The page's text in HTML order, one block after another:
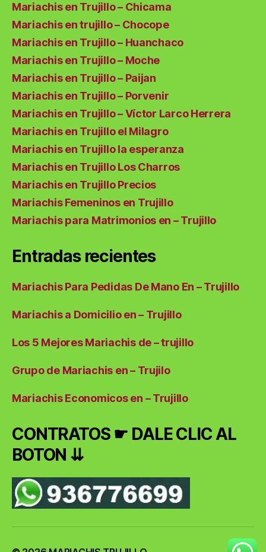
Mariachis en Trujillo – Chicama
Mariachis en trujillo – Chocope
Mariachis en Trujillo – Huanchaco
Mariachis en Trujillo – Moche
Mariachis en Trujillo – Paijan
Mariachis en Trujillo – Porvenir
Mariachis en Trujillo – Víctor Larco Herrera
Mariachis en Trujillo el Milagro
Mariachis en Trujillo la esperanza
Mariachis en Trujillo Los Charros
Mariachis en Trujillo Precios
Mariachis Femeninos en Trujillo
Mariachis para Matrimonios en – Trujillo
Entradas recientes
Mariachis Para Pedidas De Mano En – Trujillo
Mariachis a Domicilio en – Trujillo
Los 5 Mejores Mariachis de – trujillo
Grupo de Mariachis en – Trujilo
Mariachis Economicos en – Trujillo
CONTRATOS ☛ DALE CLIC AL
BOTON ⇊